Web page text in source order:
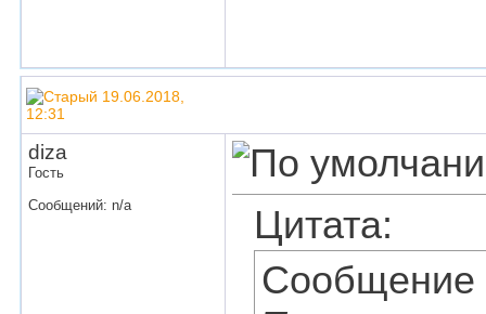
19.06.2018,
12:31
diza
Гость
Сообщений: n/a
Цитата:
Сообщение